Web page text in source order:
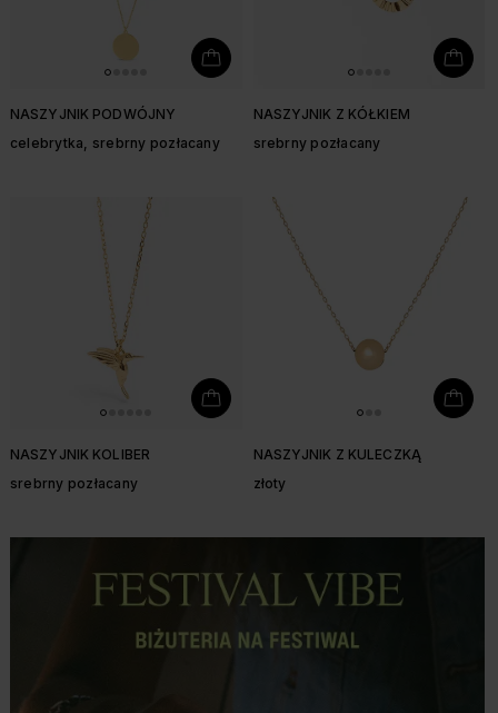
NASZYJNIK PODWÓJNY
celebrytka, srebrny pozłacany
NASZYJNIK Z KÓŁKIEM
srebrny pozłacany
NASZYJNIK KOLIBER
srebrny pozłacany
NASZYJNIK Z KULECZKĄ
złoty